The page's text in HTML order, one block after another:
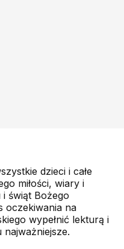
dzieci i całe
miłości, wiary i
świąt Bożego
oczekiwania na
wypełnić lekturą i